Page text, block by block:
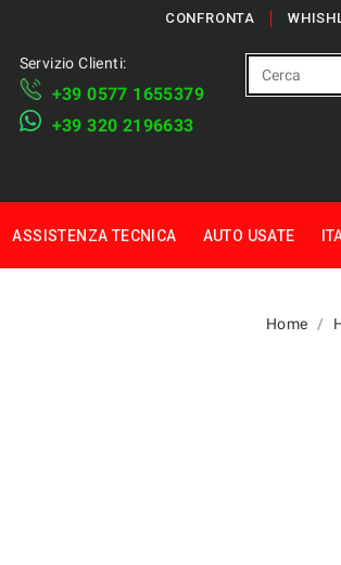
CONFRONTA
Servizio Clienti:
+39 ​​0577 1655379
​+39 320 2196633
ASSISTENZA TECNICA AUTO USATE
Home